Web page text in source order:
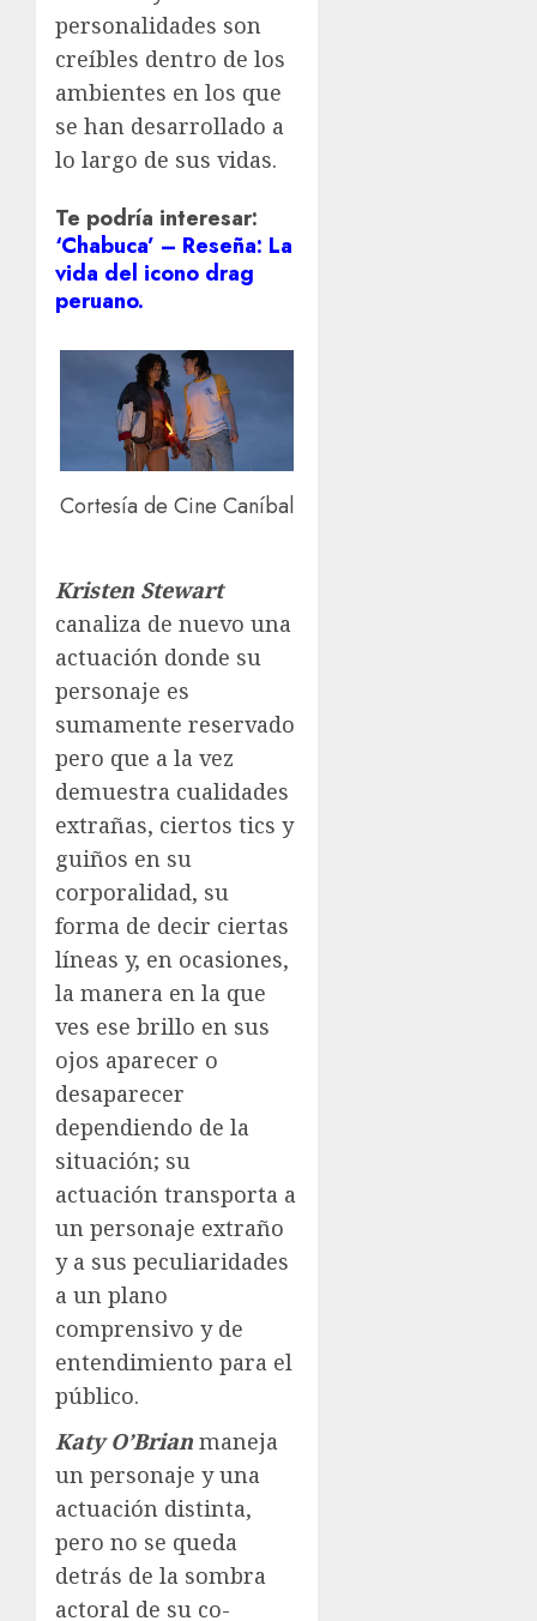
personalidades son
creíbles dentro de los
ambientes en los que
se han desarrollado a
lo largo de sus vidas.
Te podría interesar:
‘Chabuca’ – Reseña: La
vida del icono drag
peruano.
Cortesía de Cine Caníbal
Kristen Stewart
canaliza de nuevo una
actuación donde su
personaje es
sumamente reservado
pero que a la vez
demuestra cualidades
extrañas, ciertos tics y
guiños en su
corporalidad, su
forma de decir ciertas
líneas y, en ocasiones,
la manera en la que
ves ese brillo en sus
ojos aparecer o
desaparecer
dependiendo de la
situación; su
actuación transporta a
un personaje extraño
y a sus peculiaridades
a un plano
comprensivo y de
entendimiento para el
público.
Katy O’Brian maneja
un personaje y una
actuación distinta,
pero no se queda
detrás de la sombra
actoral de su co-